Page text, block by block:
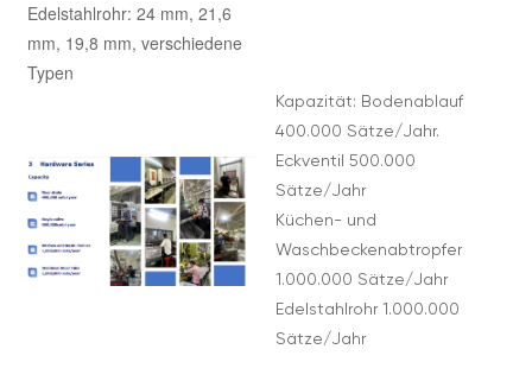
Edelstahlrohr: 24 mm, 21,6
mm, 19,8 mm, verschiedene
Typen
Kapazität: Bodenablauf
400.000 Sätze/Jahr.
Eckventil 500.000
Sätze/Jahr
Küchen- und
Waschbeckenabtropfer
1.000.000 Sätze/Jahr
Edelstahlrohr 1.000.000
Sätze/Jahr